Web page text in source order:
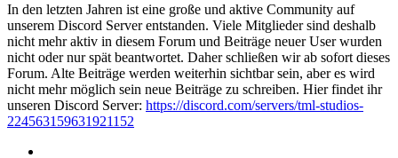
In den letzten Jahren ist eine große und aktive Community auf
unserem Discord Server entstanden. Viele Mitglieder sind deshalb
nicht mehr aktiv in diesem Forum und Beiträge neuer User wurden
nicht oder nur spät beantwortet. Daher schließen wir ab sofort dieses
Forum. Alte Beiträge werden weiterhin sichtbar sein, aber es wird
nicht mehr möglich sein neue Beiträge zu schreiben. Hier findet ihr
unseren Discord Server: https://discord.com/servers/tml-studios-
224563159631921152